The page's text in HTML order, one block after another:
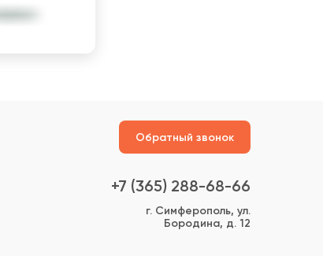
Обратный звонок
+7 (365) 288-68-66
г. Симферополь, ул.
Бородина, д. 12